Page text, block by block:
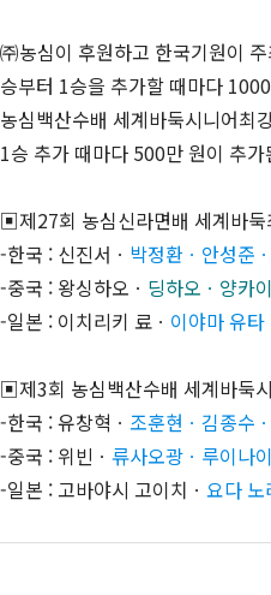
㈜농심이 후원하고 한국기원이
승부터 1승을 추가할 때마다
농심백산수배 세계바둑시니어최
1승 추가 때마다 500만 원이 추
▣제27회 농심신라면배 세계바
-한국 : 신진서ㆍ 박정환ㆍ안성준
-중국 : 왕싱하오ㆍ 딩하오ㆍ양카
-일본 : 이치리키 료ㆍ 이야마 유
▣제3회 농심백산수배 세계바둑
-한국 : 유창혁ㆍ 조훈현ㆍ김종수
-중국 : 위빈ㆍ 류사오광ㆍ루이나
-일본 : 고바야시 고이치ㆍ 요다